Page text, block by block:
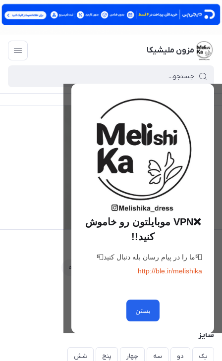
مزون ملیشیکا
❌VPN موبایلتون رو خاموش
کنید!!
📮ما را در پیام رسان بله دنبال کنید📮
http://ble.ir/melishika
بستن
علاقه‌مندی مقایسه
سایز
یک دو سه چهار پنج شش